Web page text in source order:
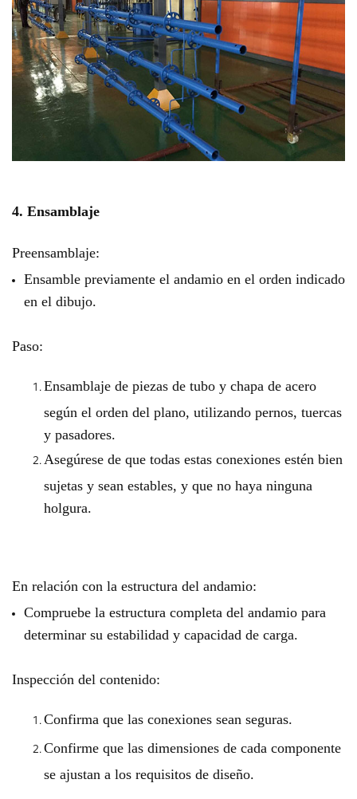
4. Ensamblaje
Preensamblaje:
Ensamble previamente el andamio en el orden indicado
en el dibujo.
Paso:
Ensamblaje de piezas de tubo y chapa de acero
según el orden del plano, utilizando pernos, tuercas
y pasadores.
Asegúrese de que todas estas conexiones estén bien
sujetas y sean estables, y que no haya ninguna
holgura.
En relación con la estructura del andamio:
Compruebe la estructura completa del andamio para
determinar su estabilidad y capacidad de carga.
Inspección del contenido:
Confirma que las conexiones sean seguras.
Confirme que las dimensiones de cada componente
se ajustan a los requisitos de diseño.